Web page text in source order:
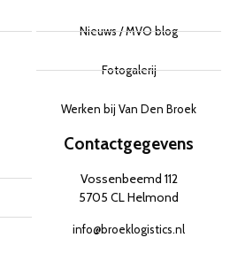
Nieuws / MVO blog
Fotogalerij
Werken bij Van Den Broek
Contactgegevens
Vossenbeemd 112
5705 CL Helmond
info@broeklogistics.nl